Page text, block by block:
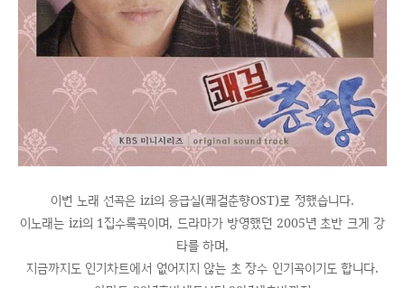
이번 노래 선곡은 izi의 응급실(쾌걸춘향OST)로 정했습니다.
이노래는 izi의 1집수록곡이며, 드라마가 방영했던 2005년 초반 크게 강
타를 하며,
지금까지도 인기차트에서 없어지지 않는 초 장수 인기곡이기도 합니다.